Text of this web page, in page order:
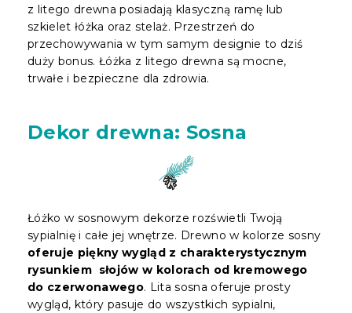
z litego drewna posiadają klasyczną ramę lub
szkielet łóżka oraz stelaż. Przestrzeń do
przechowywania w tym samym designie to dziś
duży bonus. Łóżka z litego drewna są mocne,
trwałe i bezpieczne dla zdrowia.
Dekor drewna: Sosna
Łóżko w sosnowym dekorze rozświetli Twoją
sypialnię i całe jej wnętrze. Drewno w kolorze sosny
oferuje piękny wygląd z charakterystycznym
rysunkiem słojów w kolorach od kremowego
do czerwonawego. Lita sosna oferuje prosty
wygląd, który pasuje do wszystkich sypialni,